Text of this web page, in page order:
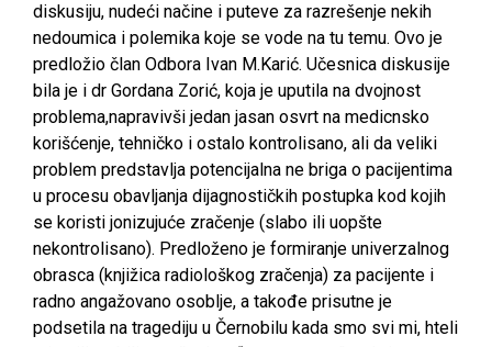
diskusiju, nudeći načine i puteve za razrešenje nekih
nedoumica i polemika koje se vode na tu temu. Ovo je
predložio član Odbora Ivan M.Karić. Učesnica diskusije
bila je i dr Gordana Zorić, koja je uputila na dvojnost
problema,napravivši jedan jasan osvrt na medicnsko
korišćenje, tehničko i ostalo kontrolisano, ali da veliki
problem predstavlja potencijalna ne briga o pacijentima
u procesu obavljanja dijagnostičkih postupka kod kojih
se koristi jonizujuće zračenje (slabo ili uopšte
nekontrolisano). Predloženo je formiranje univerzalnog
obrasca (knjižica radiološkog zračenja) za pacijente i
radno angažovano osoblje, a takođe prisutne je
podsetila na tragediju u Černobilu kada smo svi mi, hteli